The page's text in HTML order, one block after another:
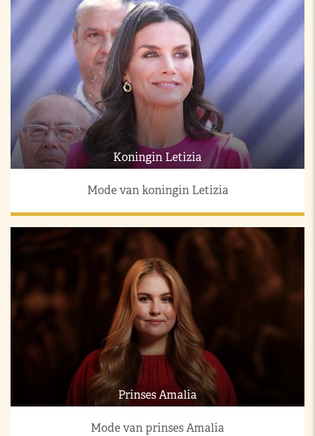
Koningin Letizia
Mode van koningin Letizia
Prinses Amalia
Mode van prinses Amalia